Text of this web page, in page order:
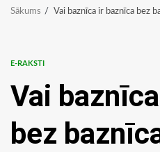
Sākums Vai baznīca ir baznīca bez
E-RAKSTI
Vai
bez